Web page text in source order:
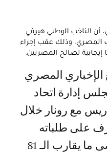
أن الناخب الوطني هيرفي
المصري، وذلك عقب إجراء
لصالح المصريين.
إدارة اتحاد
مع رونار خلال
على طلباته
المادية، خاصة أنه يتقاضى ما يقارب الـ 81